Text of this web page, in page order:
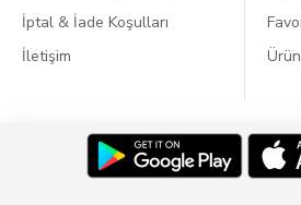
İptal & İade Koşulları
İletişim